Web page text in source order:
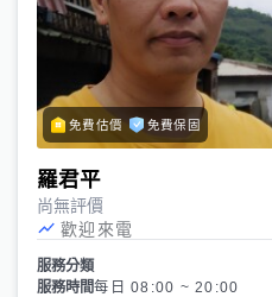
免費估價 免費保固
羅君平
尚無評價
歡迎來電
服務分類
服務時間每日 08:00 ~ 20:00